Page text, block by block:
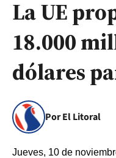
La UE
18.000
dólares
Por El Litoral
Jueves, 10 de